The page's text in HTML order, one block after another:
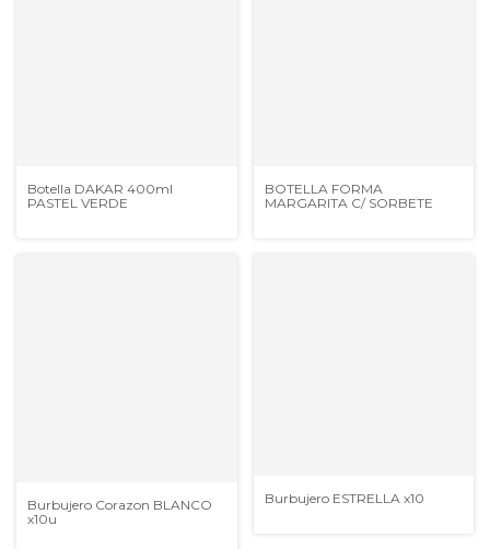
Botella DAKAR 400ml
PASTEL VERDE
BOTELLA FORMA
MARGARITA C/ SORBETE
Burbujero Corazon BLANCO
x10u
Burbujero ESTRELLA x10